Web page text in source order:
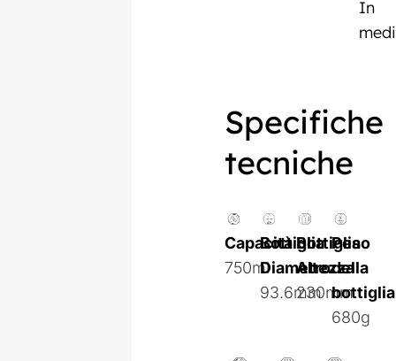
In
Specifiche
tecniche
Capacità
750ml
Bottiglia
Diametro
93.6mm
Bottiglia
Altezza
230mm
Peso
della
bottiglia
680g